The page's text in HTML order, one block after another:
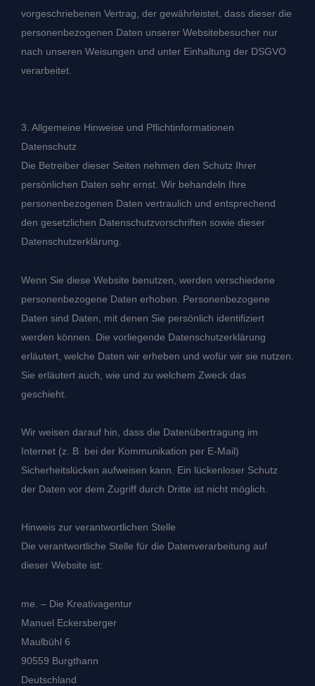
vorgeschriebenen Vertrag, der gewährleistet, dass dieser die
personenbezogenen Daten unserer Websitebesucher nur
nach unseren Weisungen und unter Einhaltung der DSGVO
verarbeitet.
3. Allgemeine Hinweise und Pflicht­informationen
Datenschutz
Die Betreiber dieser Seiten nehmen den Schutz Ihrer
persönlichen Daten sehr ernst. Wir behandeln Ihre
personenbezogenen Daten vertraulich und entsprechend
den gesetzlichen Datenschutzvorschriften sowie dieser
Datenschutzerklärung.
Wenn Sie diese Website benutzen, werden verschiedene
personenbezogene Daten erhoben. Personenbezogene
Daten sind Daten, mit denen Sie persönlich identifiziert
werden können. Die vorliegende Datenschutzerklärung
erläutert, welche Daten wir erheben und wofür wir sie nutzen.
Sie erläutert auch, wie und zu welchem Zweck das
geschieht.
Wir weisen darauf hin, dass die Datenübertragung im
Internet (z. B. bei der Kommunikation per E-Mail)
Sicherheitslücken aufweisen kann. Ein lückenloser Schutz
der Daten vor dem Zugriff durch Dritte ist nicht möglich.
Hinweis zur verantwortlichen Stelle
Die verantwortliche Stelle für die Datenverarbeitung auf
dieser Website ist:
me. – Die Kreativagentur
Manuel Eckersberger
Maulbühl 6
90559 Burgthann
Deutschland